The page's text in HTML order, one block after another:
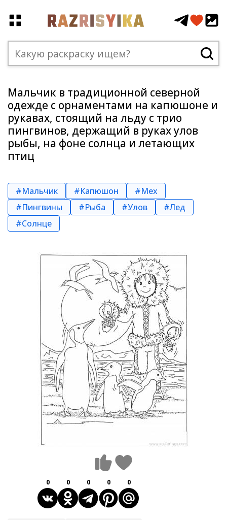
Мальчик в традиционной северной
одежде с орнаментами на капюшоне и
рукавах, стоящий на льду с трио
пингвинов, держащий в руках улов
рыбы, на фоне солнца и летающих
птиц
#Мальчик #Капюшон
#Мех
#Пингвины
#Рыба #Улов
#Лед
#Солнце
0 0 0 0 0